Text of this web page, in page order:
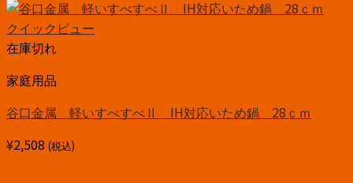
クイックビュー
在庫切れ
家庭用品
谷口金属 軽いすべすべⅡ IH対応いため鍋 28ｃｍ
¥2,508 (税込)